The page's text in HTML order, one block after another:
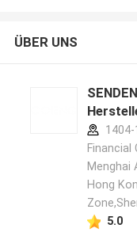
ÜBER UNS
Financial
Menghai
Hong
5.0